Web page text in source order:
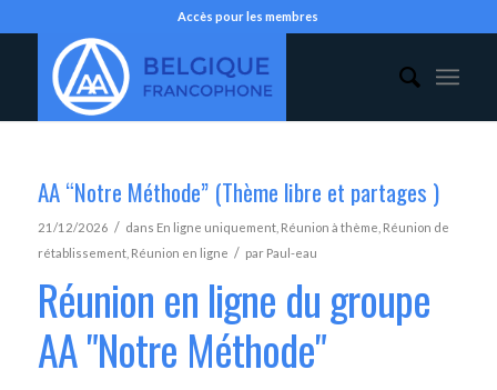
Accès pour les membres
AA “Notre Méthode” (Thème libre et partages )
21/12/2026 / dans En ligne uniquement, Réunion à thème Réunion de
rétablissement, Réunion en ligne / par Paul-eau
Réunion en ligne du groupe
AA "Notre Méthode"